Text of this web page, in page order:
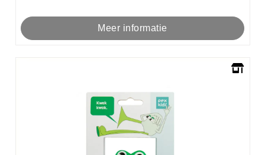
Meer informatie